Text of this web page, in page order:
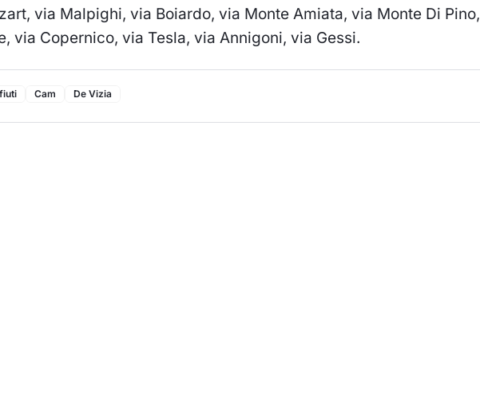
via Malpighi, via Boiardo, via Monte Amiata, via Monte Di Pino,
via Copernico, via Tesla, via Annigoni, via Gessi.
Cam De Vizia